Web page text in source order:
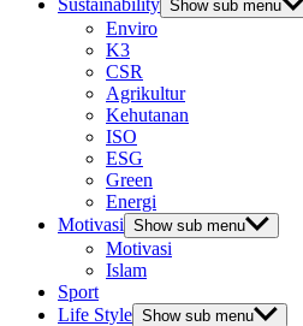
Show sub menu
Enviro
K3
CSR
Agrikultur
Kehutanan
ISO
ESG
Green
Energi
Motivasi Show sub menu
Motivasi
Islam
Sport
Life Style Show sub menu